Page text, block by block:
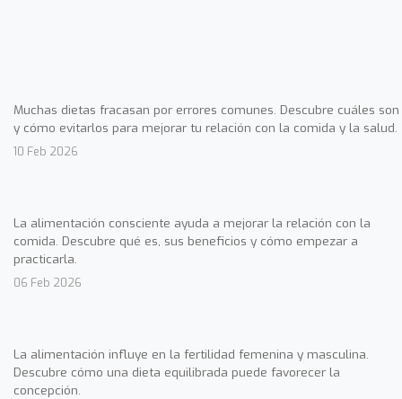
Muchas dietas fracasan por errores comunes. Descubre cuáles son
y cómo evitarlos para mejorar tu relación con la comida y la salud.
10 Feb 2026
La alimentación consciente ayuda a mejorar la relación con la
comida. Descubre qué es, sus beneficios y cómo empezar a
practicarla.
06 Feb 2026
La alimentación influye en la fertilidad femenina y masculina.
Descubre cómo una dieta equilibrada puede favorecer la
concepción.